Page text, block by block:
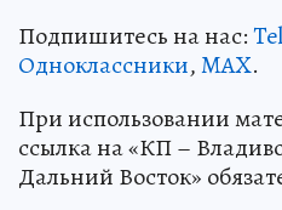
Подпишитесь на нас:
Одноклассники,MAX.
При использовании
ссылка на «КП –
Дальний Восток»